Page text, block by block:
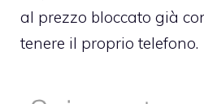
al prezzo bloccato già
tenere il proprio telefono.